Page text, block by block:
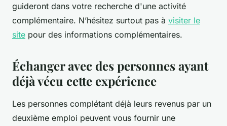
guideront dans votre recherche d'une activité
complémentaire. N’hésitez surtout pas à visiter le
site pour des informations complémentaires.
Échanger avec des personnes ayant
déjà vécu cette expérience
Les personnes complétant déjà leurs revenus par un
deuxième emploi peuvent vous fournir une